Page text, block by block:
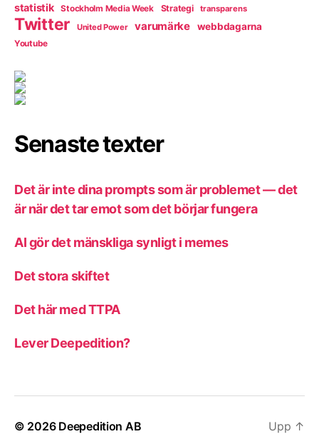
statistik Stockholm Media Week Strategi transparens
Twitter United Power varumärke webbdagarna
Youtube
Senaste texter
Det är inte dina prompts som är problemet — det
är när det tar emot som det börjar fungera
AI gör det mänskliga synligt i memes
Det stora skiftet
Det här med TTPA
Lever Deepedition?
© 2026 Deepedition AB Upp ↑